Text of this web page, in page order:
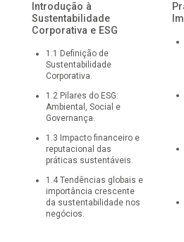
Introdução à
Sustentabilidade
Corporativa e ESG
1 .1
Definição de
Sustentabilidade
Corporativa.
1 .2 Pilares do ESG:
Ambiental, Social e
Governança.
1 .3 Impacto financeiro e
reputacional das
práticas sustentáveis.
1 .4 Tendências globais e
importância crescente
da sustentabilidade nos
negócios.